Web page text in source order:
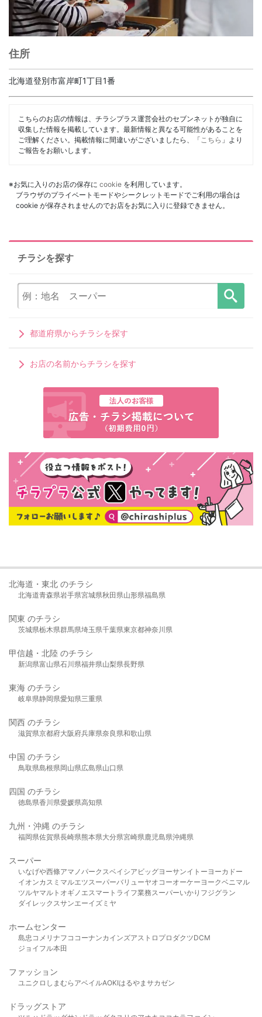
住所
北海道登別市富岸町1丁目1番
こちらのお店の情報は、チラシプラス運営会社のセブンネットが独自に
収集した情報を掲載しています。最新情報と異なる可能性があることを
ご理解ください。掲載情報に間違いがございましたら、「 こちら 」より
ご報告をお願いします。
※お気に入りのお店の保存に cookie を利用しています。
ブラウザのプライベートモードやシークレットモードでご利用の場合は
cookie が保存されませんのでお店をお気に入りに登録できません。
チラシを探す
都道府県からチラシを探す
お店の名前からチラシを探す
北海道・東北 のチラシ
北海道青森県岩手県宮城県秋田県山形県福島県
関東 のチラシ
茨城県栃木県群馬県埼玉県千葉県東京都神奈川県
甲信越・北陸 のチラシ
新潟県富山県石川県福井県山梨県長野県
東海 のチラシ
岐阜県静岡県愛知県三重県
関西 のチラシ
滋賀県京都府大阪府兵庫県奈良県和歌山県
中国 のチラシ
鳥取県島根県岡山県広島県山口県
四国 のチラシ
徳島県香川県愛媛県高知県
九州・沖縄 のチラシ
福岡県佐賀県長崎県熊本県大分県宮崎県鹿児島県沖縄県
スーパー
いなげや西條アマノパークスベイシア ビッグヨーサンイトーヨーカドー
イオンカスミ マルエツスーパーバリューヤオコーオーケー ヨークベニマル
ツルヤマルト オギノ エスマート ライフ業務スーパーいかり フジグラン
ダイレックスサンエーイズミヤ
ホームセンター
島忠 コメリ ナフコ コーナンカインズアストロプロダクツDCM
ジョイフル本田
ファッション
ユニクロ しまむら アベイルAOKIはるやま サカゼン
ドラッグストア